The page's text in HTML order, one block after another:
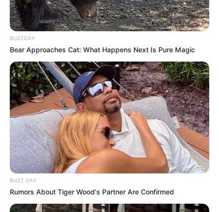
BUZZDAY
Bear Approaches Cat: What Happens Next Is Pure Magic
BUZZ DAY
Rumors About Tiger Wood's Partner Are Confirmed